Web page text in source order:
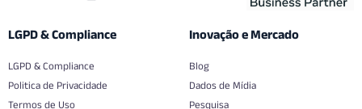
LGPD & Compliance
LGPD & Compliance
Politica de Privacidade
Termos de Uso
Inovação e Mercado
Blog
Dados de Mídia
Pesquisa